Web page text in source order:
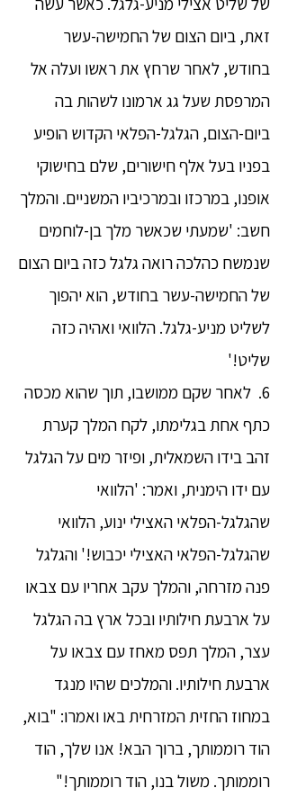
זאת, ביום הצום של החמישה-עשר
בחודש, לאחר שרחץ את ראשו ועלה אל
המרפסת שעל גג ארמונו לשהות בה
ביום-הצום, הגלגל-הפלאי הקדוש הופיע
בפניו בעל אלף חישורים, שלם בחישוקי
אופנו, במרכזו ובמרכיביו המשניים. והמלך
חשב: 'שמעתי שכאשר מלך בן-לוחמים
שנמשח כהלכה רואה גלגל כזה ביום הצום
של החמישה-עשר בחודש, הוא יהפוך
לשליט מניע-גלגל. הלוואי ואהיה כזה
שליט!'
6. לאחר שקם ממושבו, תוך שהוא מכסה
כתף אחת בגלימתו, לקח המלך קערת
זהב בידו השמאלית, ופיזר מים על הגלגל
עם ידו הימנית, ואמר: 'הלוואי
שהגלגל-הפלאי האצילי ינוע, הלוואי
שהגלגל-הפלאי האצילי יכבוש!' והגלגל
פנה מזרחה, והמלך עקב אחריו עם צבאו
על ארבעת חילותיו ובכל ארץ בה הגלגל
עצר, המלך תפס מאחז עם צבאו על
ארבעת חילותיו. והמלכים שהיו מנגד
במחוז החזית המזרחית באו ואמרו: "בוא,
הוד רוממותך, ברוך הבא! אנו שלך, הוד
רוממותך. משול בנו, הוד רוממותך!"